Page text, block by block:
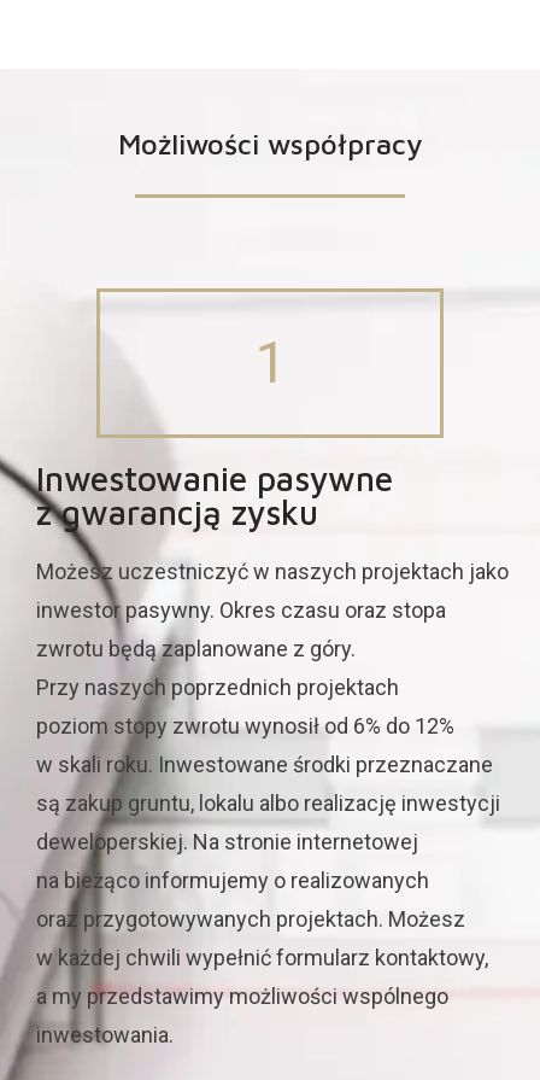
Możliwości współpracy
1
Inwestowanie pasywne
z gwarancją zysku
Możesz uczestniczyć w naszych projektach jako
inwestor pasywny. Okres czasu oraz stopa
zwrotu będązaplanowane z góry.
Przy naszych poprzednich projektach
poziom stopy zwrotuwynosił od 6% do 12%
w skali roku. Inwestowane środki przeznaczane
są zakup gruntu, lokalu albo realizację inwestycji
deweloperskiej. Na stronie internetowej
na bieżąco informujemy o realizowanych
oraz przygotowywanych projektach. Możesz
w każdej chwili wypełnić formularz kontaktowy,
a my przedstawimy możliwości wspólnego
inwestowania.